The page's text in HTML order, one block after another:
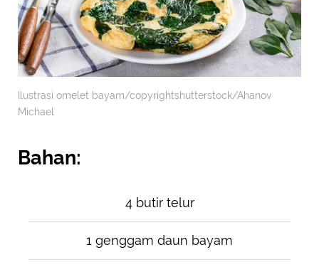
Ilustrasi omelet bayam/copyrightshutterstock/Ahanov
Michael
Bahan:
4 butir telur
1 genggam daun bayam